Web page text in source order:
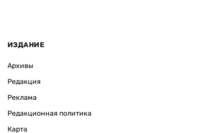
ИЗДАНИЕ
Архивы
Редакция
Реклама
Редакционная политика
Карта